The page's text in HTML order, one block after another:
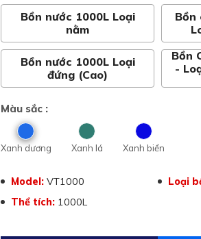
Bồn nước 1000L Loại
nằm
Bồn
Bồn nước 1000L Loại
đứng (Cao)
Bồn
-
Màu sắc :
Xanh dương Xanh lá Xanh biển
Model: VT1000 Loại
Thể tích: 1000L